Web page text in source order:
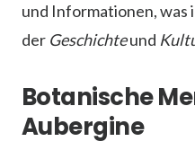
und Informationen, was
der Geschichteund
Botanische
Aubergine